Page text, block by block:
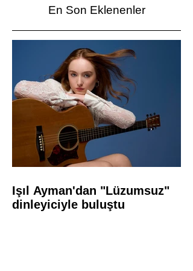
En Son Eklenenler
Işıl Ayman'dan "Lüzumsuz"
dinleyiciyle buluştu